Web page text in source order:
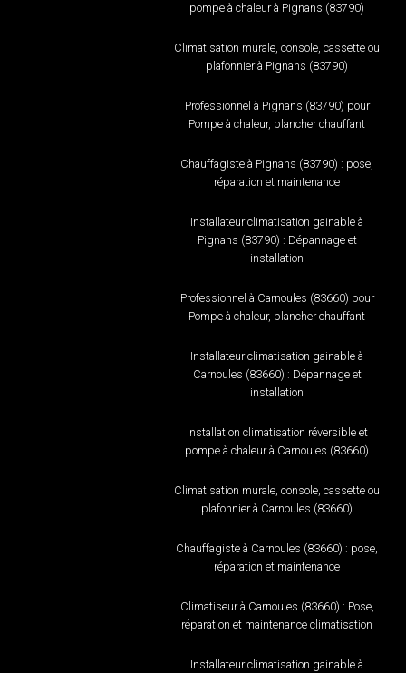
pompe à chaleur à Pignans (83790)
Climatisation murale, console, cassette ou
plafonnier à Pignans (83790)
Professionnel à Pignans (83790) pour
Pompe à chaleur, plancher chauffant
Chauffagiste à Pignans (83790) : pose,
réparation et maintenance
Installateur climatisation gainable à
Pignans (83790) : Dépannage et
installation
Professionnel à Carnoules (83660) pour
Pompe à chaleur, plancher chauffant
Installateur climatisation gainable à
Carnoules (83660) : Dépannage et
installation
Installation climatisation réversible et
pompe à chaleur à Carnoules (83660)
Climatisation murale, console, cassette ou
plafonnier à Carnoules (83660)
Chauffagiste à Carnoules (83660) : pose,
réparation et maintenance
Climatiseur à Carnoules (83660) : Pose,
réparation et maintenance climatisation
Installateur climatisation gainable à